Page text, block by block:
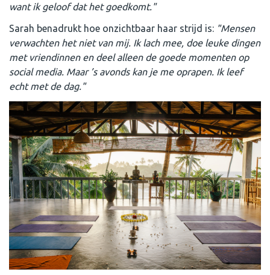
want ik geloof dat het goedkomt."
Sarah benadrukt hoe onzichtbaar haar strijd is: "Mensen
verwachten het niet van mij. Ik lach mee, doe leuke dingen
met vriendinnen en deel alleen de goede momenten op
social media. Maar ’s avonds kan je me oprapen. Ik leef
echt met de dag."